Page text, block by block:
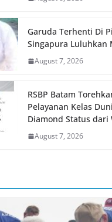
Garuda Terhenti Di
Singapura Luluhkan
August 7, 2026
RSBP Batam
Pelayanan Kelas
Diamond Status dari
August 7, 2026